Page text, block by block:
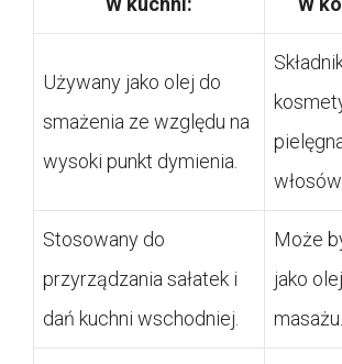
Używany jako olej do
smażenia ze względu na
wysoki punkt dymienia.
włosów.
Stosowany do
przyrządzania sałatek i
dań kuchni wschodniej.
Może
jako
masażu.